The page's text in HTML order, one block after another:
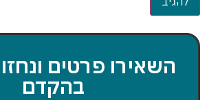
השאירו פרטים
בהקדם